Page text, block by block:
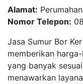
Alamat:
Nomor Telepon:
Jasa Sumur Bor
memberikan
yang banyak
menawarkan